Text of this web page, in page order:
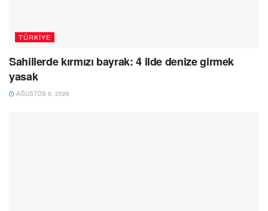
TÜRKIYE
Sahillerde kırmızı bayrak: 4 ilde denize girmek
yasak
AĞUSTOS 9, 2026